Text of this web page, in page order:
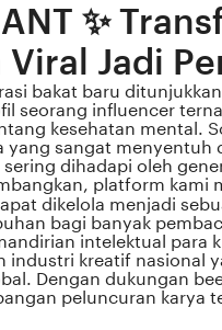
✨
Jadi
bakat baru
seorang influencer
kesehatan mental.
yang sangat menyentuh
dihadapi oleh
platform kami
dikelola menjadi
bagi banyak
intelektual para
industri kreatif nasional
Dengan dukungan
peluncuran karya